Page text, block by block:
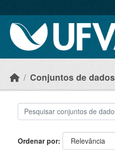
Conjuntos de dados
Ordenar por